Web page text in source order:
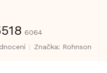
6064
Značka: Rohnson